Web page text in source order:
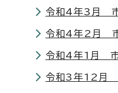
令和4年3月
令和4年2月
令和4年1月
令和3年12月